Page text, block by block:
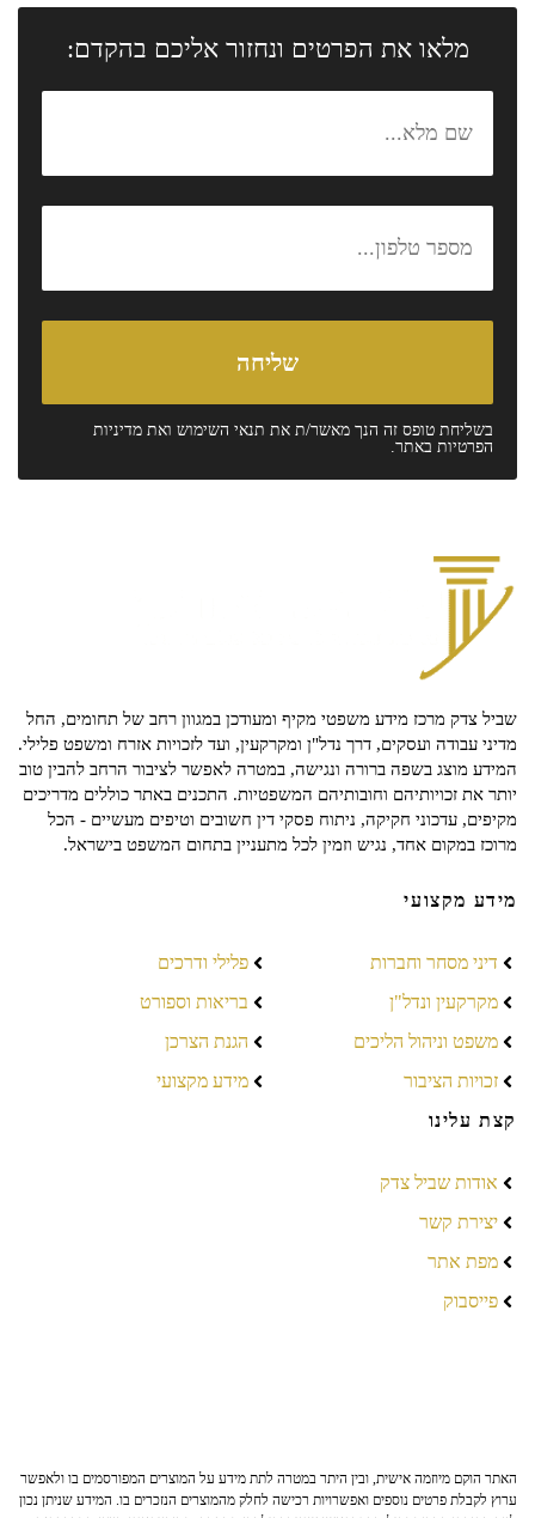
מלאו את הפרטים ונחזור אליכם בהקדם:
בשליחת טופס זה הנך מאשר/ת את תנאי השימוש ואת מדיניות
הפרטיות באתר.
שביל צדק מרכז מידע משפטי מקיף ומעודכן במגוון רחב של תחומים, החל
מדיני עבודה ועסקים, דרך נדל"ן ומקרקעין, ועד לזכויות אזרח ומשפט פלילי.
המידע מוצג בשפה ברורה ונגישה, במטרה לאפשר לציבור הרחב להבין טוב
יותר את זכויותיהם וחובותיהם המשפטיות. התכנים באתר כוללים מדריכים
מקיפים, עדכוני חקיקה, ניתוח פסקי דין חשובים וטיפים מעשיים - הכל
מרוכז במקום אחד, נגיש וזמין לכל מתעניין בתחום המשפט בישראל.
מידע מקצועי
דיני מסחר וחברות
מקרקעין ונדל"ן
משפט וניהול הליכים
זכויות הציבור
פלילי ודרכים
בריאות וספורט
הגנת הצרכן
מידע מקצועי
קצת עלינו
אודות שביל צדק
יצירת קשר
מפת אתר
פייסבוק
האתר הוקם מיוזמה אישית, ובין היתר במטרה לתת מידע על המוצרים המפורסמים בו ולאפשר
ערוץ לקבלת פרטים נוספים ואפשרויות רכישה לחלק מהמוצרים הנזכרים בו. המידע שניתן נכון